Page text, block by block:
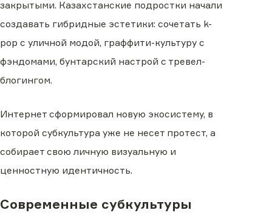
закрытыми. Казахстанские подростки начали
создавать гибридные эстетики: сочетать k-
pop с уличной модой, граффити-культуру с
фэндомами, бунтарский настрой с тревел-
блогингом.
Интернет сформировал новую экосистему, в
которой субкультура уже не несет протест, а
собирает свою личную визуальную и
ценностную идентичность.
Современные субкультуры